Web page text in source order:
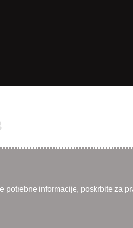
potrebne informacije, poskrbite za